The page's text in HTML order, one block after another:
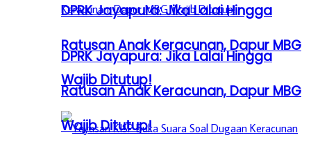
DPRK Jayapura: Jika Lalai Hingga
Ratusan Anak Keracunan, Dapur MBG
Wajib Ditutup!
DPRK Jayapura: Jika Lalai Hingga
Ratusan Anak Keracunan, Dapur MBG
Wajib Ditutup!